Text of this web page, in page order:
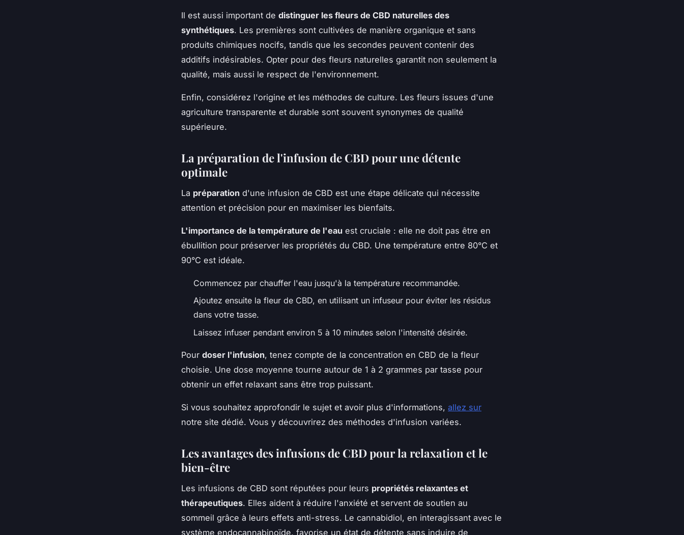
Il est aussi important de distinguer les fleurs de CBD naturelles des
synthétiques. Les premières sont cultivées de manière organique et sans
produits chimiques nocifs, tandis que les secondes peuvent contenir des
additifs indésirables. Opter pour des fleurs naturelles garantit non seulement la
qualité, mais aussi le respect de l'environnement.
Enfin, considérez l'origine et les méthodes de culture. Les fleurs issues d'une
agriculture transparente et durable sont souvent synonymes de qualité
supérieure.
La préparation de l'infusion de CBD pour une détente
optimale
La préparation d'une infusion de CBD est une étape délicate qui nécessite
attention et précision pour en maximiser les bienfaits.
L'importance de la température de l'eau est cruciale : elle ne doit pas être en
ébullition pour préserver les propriétés du CBD. Une température entre 80°C et
90°C est idéale.
Commencez par chauffer l'eau jusqu'à la température recommandée.
Ajoutez ensuite la fleur de CBD, en utilisant un infuseur pour éviter les résidus
dans votre tasse.
Laissez infuser pendant environ 5 à 10 minutes selon l'intensité désirée.
Pour doser l'infusion, tenez compte de la concentration en CBD de la fleur
choisie. Une dose moyenne tourne autour de 1 à 2 grammes par tasse pour
obtenir un effet relaxant sans être trop puissant.
Si vous souhaitez approfondir le sujet et avoir plus d'informations, allez sur
notre site dédié. Vous y découvrirez des méthodes d'infusion variées.
Les avantages des infusions de CBD pour la relaxation et le
bien-être
Les infusions de CBD sont réputées pour leurs propriétés relaxantes et
thérapeutiques. Elles aident à réduire l'anxiété et servent de soutien au
sommeil grâce à leurs effets anti-stress. Le cannabidiol, en interagissant avec le
système endocannabinoïde, favorise un état de détente sans induire de